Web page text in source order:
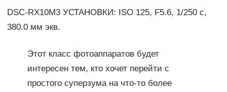
DSC-RX10M3 УСТАНОВКИ: ISO 125, F5.6, 1/250 с,
380.0 мм экв.
Этот класс фотоаппаратов будет
интересен тем, кто хочет перейти с
простого суперзума на что-то более